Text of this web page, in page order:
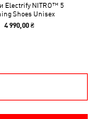
Electrify NITRO™ 5
Shoes Unisex
4 990,00 ₴